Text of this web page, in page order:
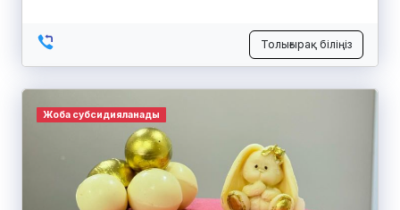
Толығырақ біліңіз
Жоба субсидияланады